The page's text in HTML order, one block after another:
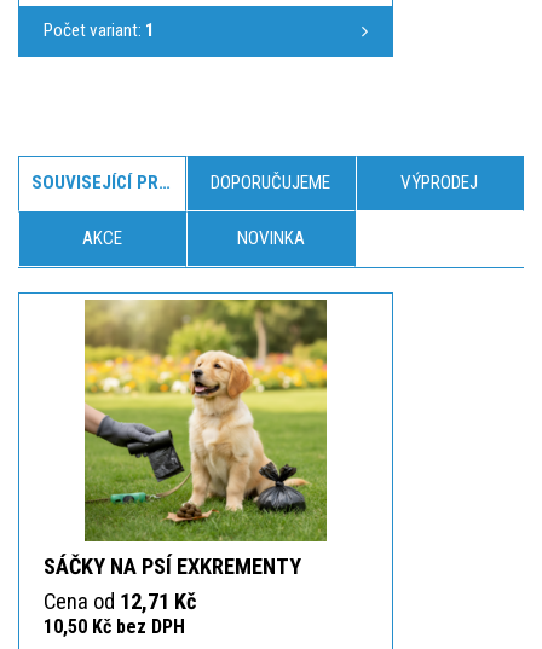
Počet variant: 1
SOUVISEJÍCÍ PRODUKTY DOPORUČUJEME VÝPRODEJ
AKCE NOVINKA
SÁČKY NA PSÍ EXKREMENTY
Cena od 12,71 Kč
10,50 Kč bez DPH